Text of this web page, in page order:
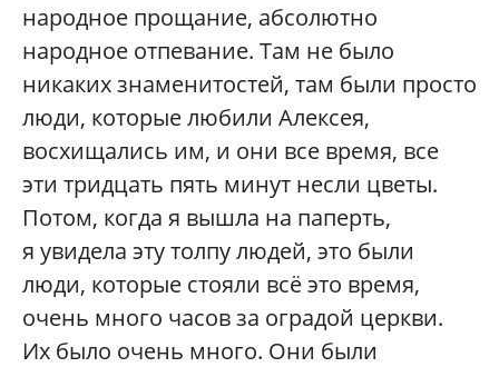
народное прощание, абсолютно
народное отпевание. Там не было
никаких знаменитостей, там были просто
люди, которые любили Алексея,
восхищались им, и они все время, все
эти тридцать пять минут несли цветы.
Потом, когда я вышла на паперть,
я увидела эту толпу людей, это были
люди, которые стояли всё это время,
очень много часов за оградой церкви.
Их было очень много. Они были